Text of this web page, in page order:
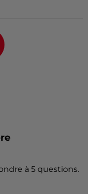
à 5 questions.